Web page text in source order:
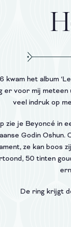
kwam het album
er voor mij meteen
veel indruk op
zie je Beyoncé in
Godin Oshun.
ze kan boos
50 tinten
De ring krijgt